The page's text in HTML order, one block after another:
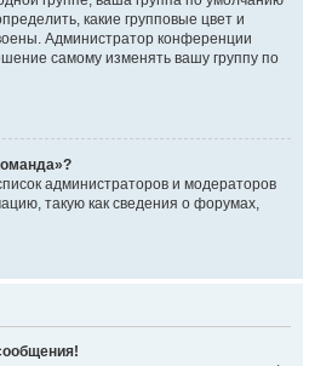
какие групповые цвет и
Администратор конференции
самому изменять вашу группу по
администраторов и модераторов
такую как сведения о форумах,